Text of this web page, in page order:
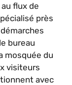
flux de
près
bureau
mosquée du
visiteurs
avec